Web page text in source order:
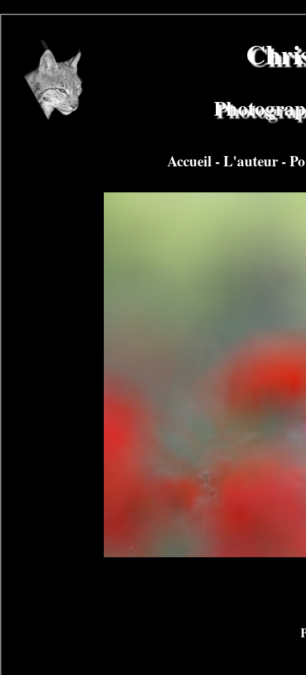
Accueil-L'auteur-